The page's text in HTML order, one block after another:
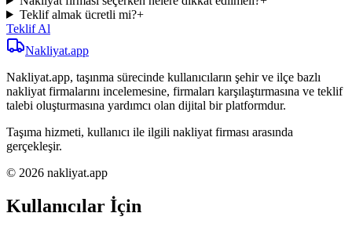
Teklif almak ücretli mi?+
Teklif Al
Nakliyat.app
Nakliyat.app, taşınma sürecinde kullanıcıların şehir ve ilçe bazlı
nakliyat firmalarını incelemesine, firmaları karşılaştırmasına ve teklif
talebi oluşturmasına yardımcı olan dijital bir platformdur.
Taşıma hizmeti, kullanıcı ile ilgili nakliyat firması arasında
gerçekleşir.
© 2026 nakliyat.app
Kullanıcılar İçin